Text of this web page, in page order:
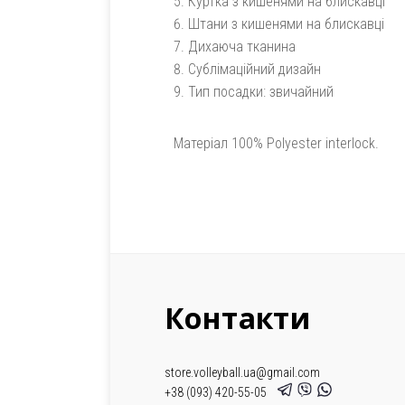
Штани з кишенями на блискавці
Дихаюча тканина
Сублімаційний дизайн
Тип посадки: звичайний
Матеріал 100% Polyester interlock.
Контакти
store.volleyball.ua@gmail.com
+38 (093) 420-55-05